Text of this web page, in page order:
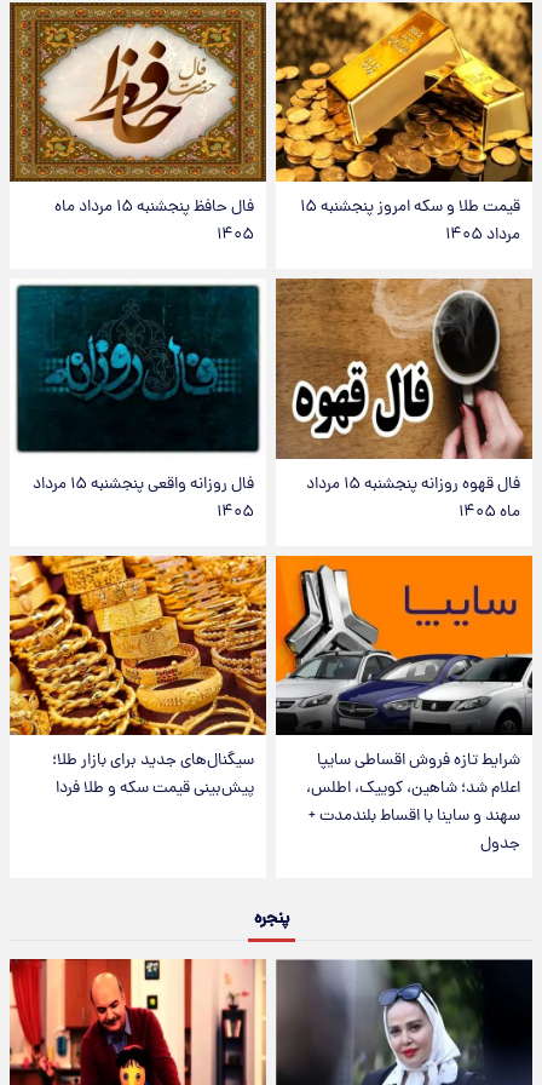
قیمت طلا و سکه امروز پنجشنبه ۱۵
مرداد ۱۴۰۵
فال حافظ پنجشنبه ۱۵ مرداد ماه
۱۴۰۵
فال قهوه روزانه پنجشنبه ۱۵ مرداد
ماه ۱۴۰۵
فال روزانه واقعی پنجشنبه ۱۵ مرداد
۱۴۰۵
شرایط تازه فروش اقساطی سایپا
اعلام شد؛ شاهین، کوییک، اطلس،
سهند و ساینا با اقساط بلندمدت +
جدول
سیگنال‌های جدید برای بازار طلا؛
پیش‌بینی قیمت سکه و طلا فردا
پنجره